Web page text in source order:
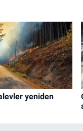
yeniden